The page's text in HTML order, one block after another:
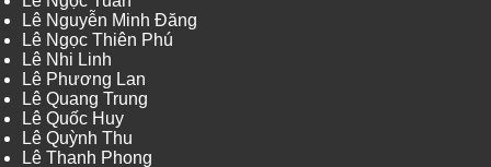
Lê Nguyễn Minh Đăng
Lê Ngọc Thiên Phú
Lê Nhi Linh
Lê Phương Lan
Lê Quang Trung
Lê Quốc Huy
Lê Quỳnh Thu
Lê Thanh Phong